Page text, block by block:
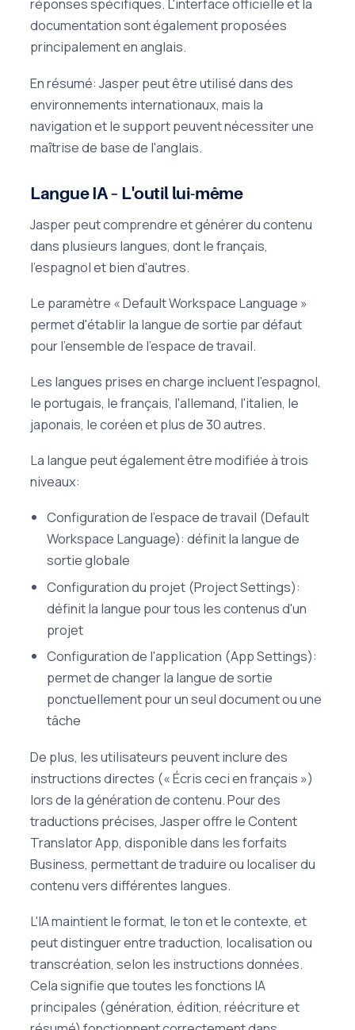
réponses spécifiques. L'interface officielle et la
documentation sont également proposées
principalement en anglais.
En résumé: Jasper peut être utilisé dans des
environnements internationaux, mais la
navigation et le support peuvent nécessiter une
maîtrise de base de l'anglais.
Langue IA – L'outil lui-même
Jasper peut comprendre et générer du contenu
dans plusieurs langues, dont le français,
l'espagnol et bien d'autres.
Le paramètre « Default Workspace Language »
permet d'établir la langue de sortie par défaut
pour l'ensemble de l'espace de travail.
Les langues prises en charge incluent l'espagnol,
le portugais, le français, l'allemand, l'italien, le
japonais, le coréen et plus de 30 autres.
La langue peut également être modifiée à trois
niveaux:
Configuration de l'espace de travail (Default
Workspace Language): définit la langue de
sortie globale
Configuration du projet (Project Settings):
définit la langue pour tous les contenus d'un
projet
Configuration de l'application (App Settings):
permet de changer la langue de sortie
ponctuellement pour un seul document ou une
tâche
De plus, les utilisateurs peuvent inclure des
instructions directes (« Écris ceci en français »)
lors de la génération de contenu. Pour des
traductions précises, Jasper offre le Content
Translator App, disponible dans les forfaits
Business, permettant de traduire ou localiser du
contenu vers différentes langues.
L'IA maintient le format, le ton et le contexte, et
peut distinguer entre traduction, localisation ou
transcréation, selon les instructions données.
Cela signifie que toutes les fonctions IA
principales (génération, édition, réécriture et